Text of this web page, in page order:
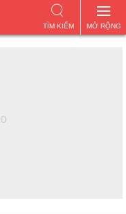
MỞ RỘNG
TÌM KIẾM